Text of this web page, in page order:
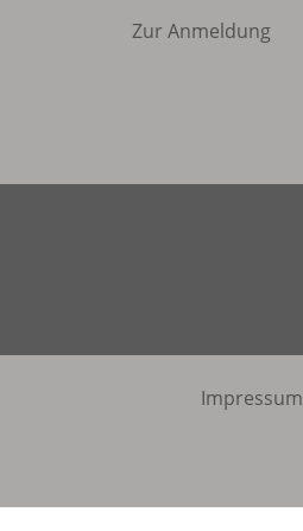
Zur Anmeldung
Impressum